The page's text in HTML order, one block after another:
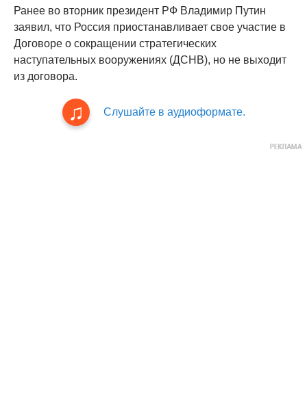
Ранее во вторник президент РФ Владимир Путин
заявил, что Россия приостанавливает свое участие в
Договоре о сокращении стратегических
наступательных вооружениях (ДСНВ), но не выходит
из договора.
Слушайте в аудиоформате.